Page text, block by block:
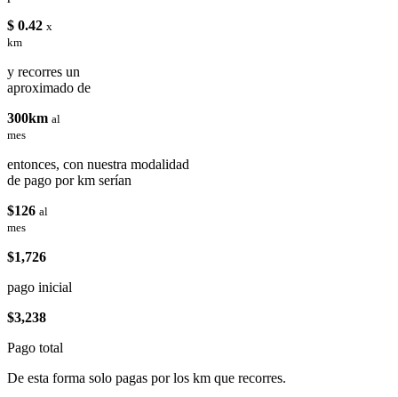
$ 0.42 x
km
y recorres un
aproximado de
300km al
mes
entonces, con nuestra modalidad
de pago por km serían
$126 al
mes
$1,726
pago inicial
$3,238
Pago total
De esta forma solo pagas por los km que recorres.